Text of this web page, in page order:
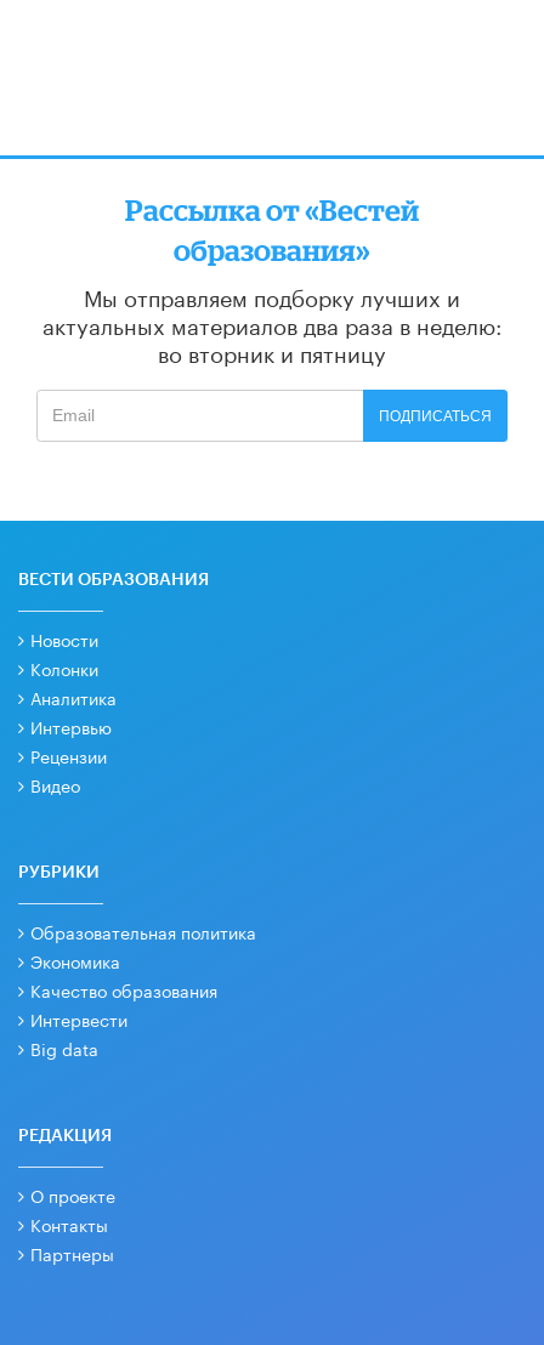
Рассылка от «Вестей
образования»
Мы отправляем подборку лучших и
актуальных материалов два раза в неделю:
во вторник и пятницу
ПОДПИСАТЬСЯ
ВЕСТИ ОБРАЗОВАНИЯ
Новости
Колонки
Аналитика
Интервью
Рецензии
Видео
РУБРИКИ
Образовательная политика
Экономика
Качество образования
Интервести
Big data
РЕДАКЦИЯ
О проекте
Контакты
Партнеры